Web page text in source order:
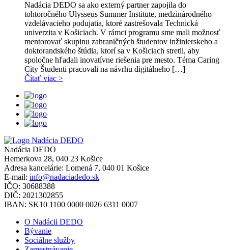
Nadácia DEDO sa ako externý partner zapojila do
tohtoročného Ulysseus Summer Institute, medzinárodného
vzdelávacieho podujatia, ktoré zastrešovala Technická
univerzita v Košiciach. V rámci programu sme mali možnosť
mentorovať skupinu zahraničných študentov inžinierskeho a
doktorandského štúdia, ktorí sa v Košiciach stretli, aby
spoločne hľadali inovatívne riešenia pre mesto. Téma Caring
City Študenti pracovali na návrhu digitálneho […]
Čítať viac >
Nadácia DEDO
Hemerkova 28, 040 23 Košice
Adresa kancelárie: Lomená 7, 040 01 Košice
E-mail: info@nadaciadedo.sk
IČO: 30688388
DIČ: 2021302855
IBAN: SK10 1100 0000 0026 6311 0007
O Nadácii DEDO
Bývanie
Sociálne služby